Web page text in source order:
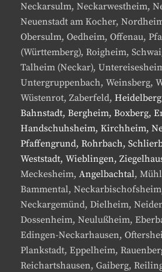
Neckarsulm, Neckarwestheim,
Neuenstadt am Kocher,
Obersulm, Oedheim, Offenau,
(Württemberg), Roigheim,
Talheim (Neckar),
Untergruppenbach, Weinsberg,
Wüstenrot, Zaberfeld,
Bahnstadt, Bergheim, Boxberg,
Handschuhsheim, Kirchheim,
Pfaffengrund, Rohrbach,
Weststadt, Wieblingen,
Meckesheim, Angelbachtal,
Bammental,
Neckargemünd, Dielheim,
Dossenheim, Neulußheim,
Edingen-Neckarhausen,
Plankstadt, Eppelheim,
Reichartshausen, Gaiberg,